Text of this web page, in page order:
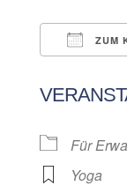
ZUM
Für
Yoga